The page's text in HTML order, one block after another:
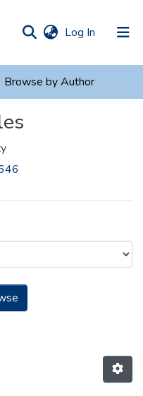
Log In (current)
Browse by Author
Articles by